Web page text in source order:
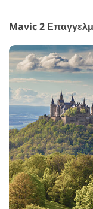
Mavic 2